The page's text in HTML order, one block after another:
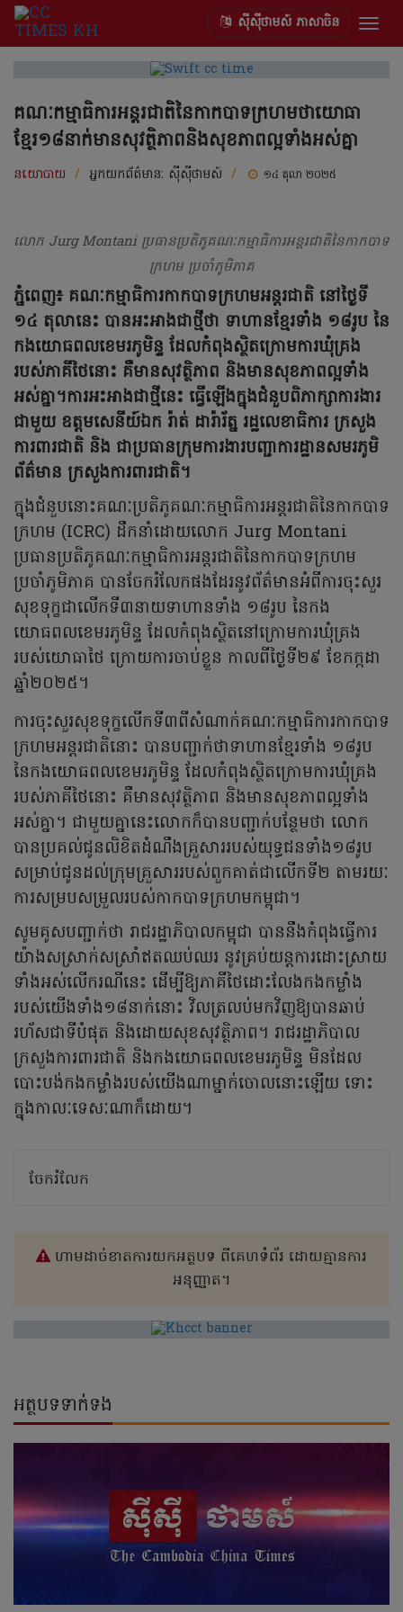
ស៊ីស៊ីថាមស៍ ភាសាចិន
គណៈកម្មាធិការអន្តរជាតិនៃកាកបាទក្រហមថាយោធា
ខ្មែរ១៨នាក់មានសុវត្ថិភាពនិងសុខភាពល្អទាំងអស់គ្នា
នយោបាយ / អ្នកយកព័ត៌មាន: ស៊ីស៊ីថាមស៍ / ១៤ តុលា ២០២៥
លោក Jurg Montani ប្រធានប្រតិភូគណៈកម្មាធិការអន្តរជាតិនៃកាកបាទ
ក្រហម ប្រចាំភូមិភាគ
ភ្នំពេញ៖ គណៈកម្មាធិការកាកបាទក្រហមអន្តរជាតិ នៅថ្ងៃទី
១៤ តុលានេះ បានអះអាងជាថ្មីថា ទាហានខ្មែរទាំង ១៨រូប នៃ
កងយោធពលខេមរភូមិន្ទ ដែលកំពុងស្ថិតក្រោមការឃុំគ្រង
របស់ភាគីថៃនោះ គឺមានសុវត្ថិភាព និងមានសុខភាពល្អទាំង
អស់គ្នា។ការអះអាងជាថ្មីនេះ ធ្វើឡើងក្នុងជំនួបពិភាក្សាការងារ
ជាមួយ ឧត្តមសេនីយ៍ឯក រ៉ាត់ ដារ៉ារ័ត្ន រដ្ឋលេខាធិការ ក្រសួង
ការពារជាតិ និង ជាប្រធានក្រុមការងារបញ្ជាការដ្ឋានសមរភូមិ
ព័ត៌មាន ក្រសួងការពារជាតិ។
ក្នុងជំនួបនោះគណៈប្រតិភូគណៈកម្មាធិការអន្តរជាតិនៃកាកបាទ
ក្រហម (ICRC) ដឹកនាំដោយលោក Jurg Montani
ប្រធានប្រតិភូគណៈកម្មាធិការអន្តរជាតិនៃកាកបាទក្រហម
ប្រចាំភូមិភាគ បានចែករំលែកផងដែរនូវព័ត៌មានអំពីការចុះសួរ
សុខទុក្ខជាលើកទី៣នាយទាហានទាំង ១៨រូប នៃកង
យោធពលខេមរភូមិន្ទ ដែលកំពុងស្ថិតនៅក្រោមការឃុំគ្រង
របស់យោធាថៃ ក្រោយការចាប់ខ្លួន កាលពីថ្ងៃទី២៩ ខែកក្កដា
ឆ្នាំ២០២៥។
ការចុះសួរសុខទុក្ខលើកទី៣ពីសំណាក់គណៈកម្មាធិការកាកបាទ
ក្រហមអន្តរជាតិនោះ បានបញ្ជាក់ថាទាហានខ្មែរទាំង ១៨រូប
នៃកងយោធពលខេមរភូមិន្ទ ដែលកំពុងស្ថិតក្រោមការឃុំគ្រង
របស់ភាគីថៃនោះ គឺមានសុវត្ថិភាព និងមានសុខភាពល្អទាំង
អស់គ្នា។ ជាមួយគ្នានេះលោកក៏បានបញ្ជាក់បន្ថែមថា លោក
បានប្រគល់ជូនលិខិតដំណឹងគ្រួសាររបស់យុទ្ធជនទាំង១៨រូប
សម្រាប់ជូនដល់ក្រុមគ្រួសាររបស់ពួកគាត់ជាលើកទី២ តាមរយៈ
ការសម្របសម្រួលរបស់កាកបាទក្រហមកម្ពុជា។
សូមគូសបញ្ជាក់ថា រាជរដ្ឋាភិបាលកម្ពុជា បាននឹងកំពុងធ្វើការ
យ៉ាងសស្រាក់សស្រាំឥតឈប់ឈរ នូវគ្រប់យន្តការដោះស្រាយ
ទាំងអស់លើករណីនេះ ដើម្បីឱ្យភាគីថៃដោះលែងកងកម្លាំង
របស់យើងទាំង១៨នាក់នោះ វិលត្រលប់មកវិញឱ្យបានឆាប់
រហ័សជាទីបំផុត និងដោយសុខសុវត្ថិភាព។ រាជរដ្ឋាភិបាល
ក្រសួងការពារជាតិ និងកងយោធពលខេមរភូមិន្ទ មិនដែល
បោះបង់កងកម្លាំងរបស់យើងណាម្នាក់ចោលនោះឡើយ ទោះ
ក្នុងកាលៈទេសៈណាក៏ដោយ។
ចែករំលែក
ហាមដាច់ខាតការយកអត្ថបទ ពីគេហទំព័រ ដោយគ្មានការ
អនុញ្ញាត។
អត្ថបទទាក់ទង